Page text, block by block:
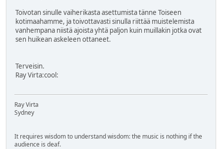
Toivotan sinulle vaiherikasta asettumista tänne Toiseen
kotimaahamme, ja toivottavasti sinulla riittää muistelemista
vanhempana niistä ajoista yhtä paljon kuin muillakin jotka ovat
sen huikean askeleen ottaneet.
Terveisin.
Ray Virta:cool:
Ray Virta
Sydney
It requires wisdom to understand wisdom: the music is nothing if the
audience is deaf.